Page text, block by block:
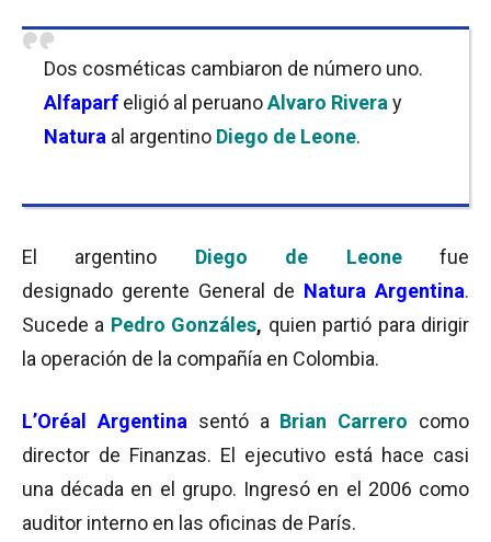
Dos cosméticas cambiaron de número uno.
Alfaparf eligió al peruanoAlvaro Rivera y
Natura al argentino Diego de Leone.
El argentino Diego de Leonefue
designado gerente General de Natura Argentina.
Sucede a Pedro Gonzáles, quien partió para dirigir
la operación de la compañía en Colombia.
L’Oréal Argentina sentó a Brian Carrero como
director de Finanzas. El ejecutivo está hace casi
una década en el grupo. Ingresó en el 2006 como
auditor interno en las oficinas de París.